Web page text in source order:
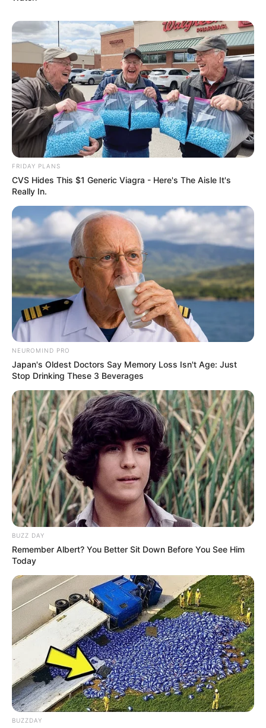
FRIDAY PLANS
CVS Hides This $1 Generic Viagra - Here's The Aisle It's
Really In.
NEUROMIND PRO
Japan's Oldest Doctors Say Memory Loss Isn't Age: Just
Stop Drinking These 3 Beverages
BUZZ DAY
Remember Albert? You Better Sit Down Before You See Him
Today
BUZZDAY